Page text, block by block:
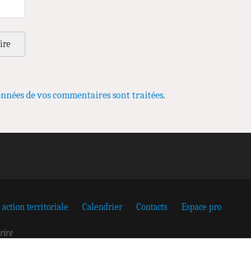
de vos commentaires sont traitées.
action territoriale Calendrier Contacts Espace pro